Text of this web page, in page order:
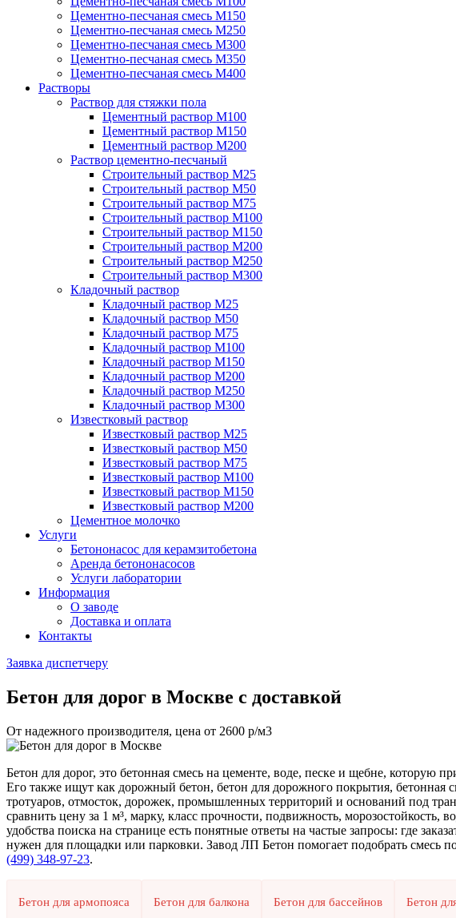
Цементно-песчаная смесь М150
Цементно-песчаная смесь М250
Цементно-песчаная смесь М300
Цементно-песчаная смесь М350
Цементно-песчаная смесь М400
Растворы
Раствор для стяжки пола
Цементный раствор М100
Цементный раствор М150
Цементный раствор М200
Раствор цементно-песчаный
Строительный раствор М25
Строительный раствор М50
Строительный раствор М75
Строительный раствор М100
Строительный раствор М150
Строительный раствор М200
Строительный раствор М250
Строительный раствор М300
Кладочный раствор
Кладочный раствор М25
Кладочный раствор М50
Кладочный раствор М75
Кладочный раствор М100
Кладочный раствор М150
Кладочный раствор М200
Кладочный раствор М250
Кладочный раствор М300
Известковый раствор
Известковый раствор М25
Известковый раствор М50
Известковый раствор М75
Известковый раствор М100
Известковый раствор М150
Известковый раствор М200
Цементное молочко
Услуги
Бетононасос для керамзитобетона
Аренда бетононасосов
Услуги лаборатории
Информация
О заводе
Доставка и оплата
Контакты
Заявка диспетчеру
Бетон для дорог в Москве с доставкой
От надежного производителя, цена от 2600 р/м3
Бетон для дорог, это бетонная смесь на цементе, воде, песке и щебне,
Его также ищут как дорожный бетон, бетон для дорожного покрытия, бетонная
тротуаров, отмосток, дорожек, промышленных территорий и оснований под
сравнить цену за 1 м³, марку, класс прочности, подвижность,
удобства поиска на странице есть понятные ответы на частые запросы: где
нужен для площадки или парковки. Завод ЛП Бетон помогает подобрать смесь
(499) 348-97-23.
Бетон для армопояса Бетон для балкона Бетон для бассейнов Бетон